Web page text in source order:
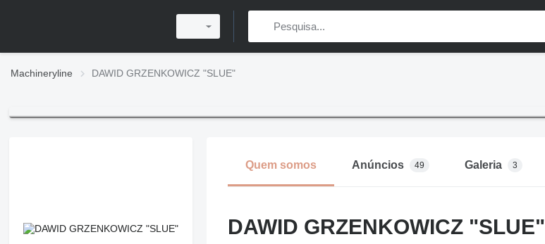
Machineryline DAWID GRZENKOWICZ "SLUE"
Quem somos Anúncios 49 Galeria 3
DAWID GRZENKOWICZ "SLUE"